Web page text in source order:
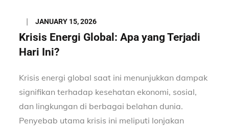
Posted
on
JANUARY 15, 2026
Krisis Energi Global: Apa yang Terjadi
Hari Ini?
Krisis energi global saat ini menunjukkan dampak
signifikan terhadap kesehatan ekonomi, sosial,
dan lingkungan di berbagai belahan dunia.
Penyebab utama krisis ini meliputi lonjakan